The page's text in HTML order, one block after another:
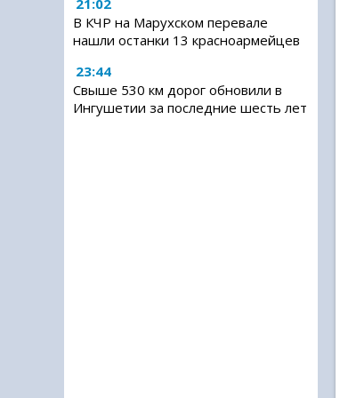
21:02
В КЧР на Марухском перевале
нашли останки 13 красноармейцев
23:44
Свыше 530 км дорог обновили в
Ингушетии за последние шесть лет